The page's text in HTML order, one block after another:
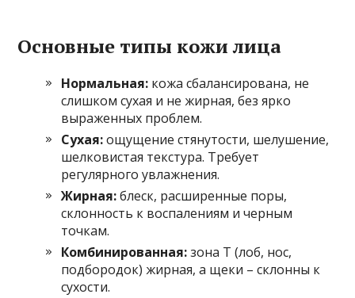
Основные типы кожи лица
Нормальная: кожа сбалансирована, не
слишком сухая и не жирная, без ярко
выраженных проблем.
Сухая:ощущение стянутости, шелушение,
шелковистая текстура. Требует
регулярного увлажнения.
Жирная:блеск, расширенные поры,
склонность к воспалениям и черным
точкам.
Комбинированная:зона Т (лоб, нос,
подбородок) жирная, а щеки – склонны к
сухости.